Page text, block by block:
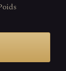
Poids